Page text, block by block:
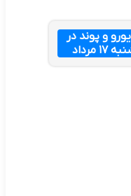
و پوند در
مرداد